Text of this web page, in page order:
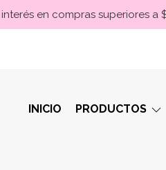
en compras superiores
INICIO PRODUCTOS